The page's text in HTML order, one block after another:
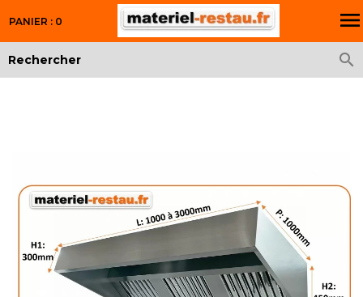

PANIER : 0
